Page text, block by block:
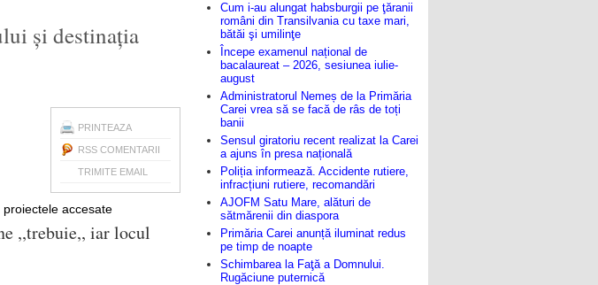
și destinația
PRINTEAZA
RSS COMENTARII
TRIMITE EMAIL
,,trebuie,, iar locul
Cum i-au alungat habsburgii pe ţăranii
români din Transilvania cu taxe mari,
bătăi şi umilinţe
Începe examenul național de
bacalaureat – 2026, sesiunea iulie-
august
Administratorul Nemeș de la Primăria
Carei vrea să se facă de râs de toți
banii
Sensul giratoriu recent realizat la Carei
a ajuns în presa națională
Poliția informează. Accidente rutiere,
infracțiuni rutiere, recomandări
AJOFM Satu Mare, alături de
sătmărenii din diaspora
Primăria Carei anunță iluminat redus
pe timp de noapte
Schimbarea la Faţă a Domnului.
Rugăciune puternică